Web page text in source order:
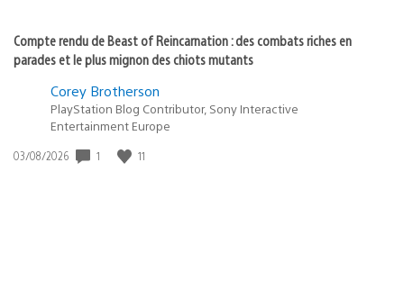
Compte rendu de Beast of Reincarnation : des combats riches en
parades et le plus mignon des chiots mutants
Corey Brotherson
PlayStation Blog Contributor, Sony Interactive
Entertainment Europe
Date
03/08/2026 1 11